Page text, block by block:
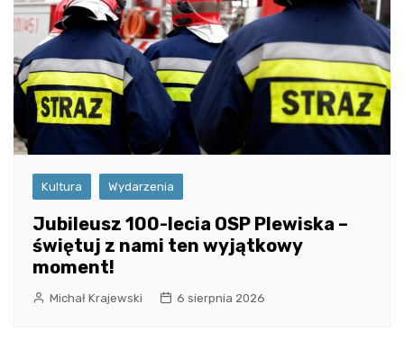
Kultura Wydarzenia
Jubileusz 100-lecia OSP Plewiska –
świętuj z nami ten wyjątkowy
moment!
Michał Krajewski 6 sierpnia 2026